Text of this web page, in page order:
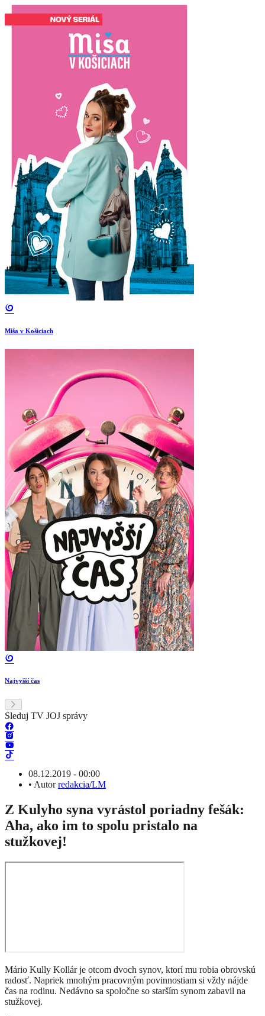
Miša v Košiciach
Najvyšší čas
Sleduj TV JOJ správy
08.12.2019 - 00:00
• Autorredakcia/LM
Z Kulyho syna vyrástol poriadny fešák:
Aha, ako im to spolu pristalo na
stužkovej!
Mário Kully Kollár je otcom dvoch synov, ktorí mu robia obrovskú
radosť. Napriek mnohým pracovným povinnostiam si vždy nájde
čas na rodinu. Nedávno sa spoločne so starším synom zabavil na
stužkovej.